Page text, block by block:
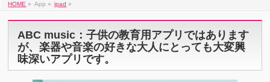
HOME » App » ipad »
ABC music：子供の教育用アプリではあります
が、楽器や音楽の好きな大人にとっても大変興
味深いアプリです。